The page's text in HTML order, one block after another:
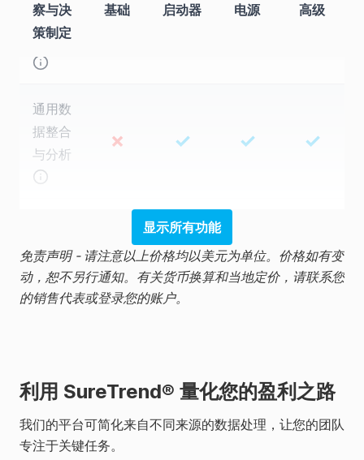
察与决
策制定
基础 启动器 电源 高级
无限数
据存储
通用数
据整合
与分析
✗ ✓ ✓ ✓
报告
✗
一仪表
板中
显示所有功能
免责声明 - 请注意以上价格均以美元为单位。价格如有变
动，恕不另行通知。有关货币换算和当地定价，请联系您
的销售代表或登录您的账户。
利用 SureTrend® 量化您的盈利之路
我们的平台可简化来自不同来源的数据处理，让您的团队
专注于关键任务。